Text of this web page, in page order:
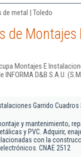
de metal | Toledo
de
Montajes E
D&B S.A.U.
Garrido Cuadros
y mantenimiento,
y PVC. Adquirir,
con la
CNAE 2512